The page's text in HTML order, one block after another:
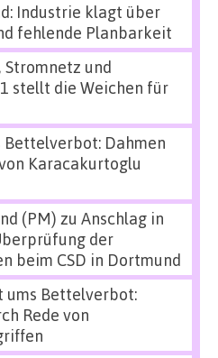
Industrie klagt über
fehlende Planbarkeit
Stromnetz und
stellt die Weichen für
Bettelverbot: Dahmen
Karacakurtoglu
(PM) zu Anschlag in
der
beim CSD in Dortmund
ums Bettelverbot:
Rede von